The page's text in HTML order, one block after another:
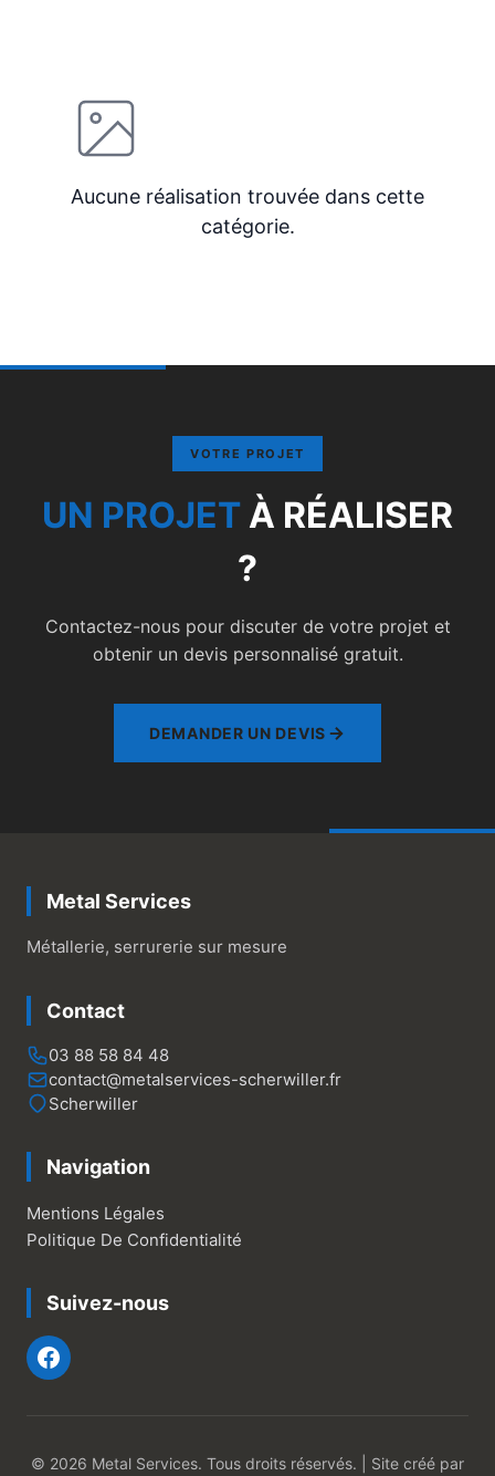
Aucune réalisation trouvée dans cette
catégorie.
VOTRE PROJET
UN PROJET À RÉALISER
?
Contactez-nous pour discuter de votre projet et
obtenir un devis personnalisé gratuit.
DEMANDER UN DEVIS
Metal Services
Métallerie, serrurerie sur mesure
Contact
03 88 58 84 48
contact@metalservices-scherwiller.fr
Scherwiller
Navigation
Mentions Légales
Politique De Confidentialité
Suivez-nous
© 2026 Metal Services. Tous droits réservés. | Site créé par